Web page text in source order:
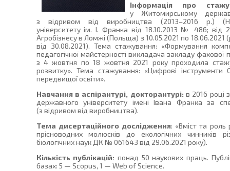
Інформація про
у Житомирському
з відривом від виробництва (2013–2016 р.)
університету ім. І. Франка від 18.10.2013 № 486;
Агробізнесу в Ломжі (Польща) з 10.05.2021 по
від 30.08.2021). Тема стажування: «Формування
педагогічної майстерності викладача закладу
з 4 жовтня по 18 жовтня 2021 року проходила
розвитку». Тема стажування: «Цифрові інструменти
передвищої освіти».
Навчання в аспірантурі, докторантурі: в 2016 році
державного університету імені Івана Франка за
(з відривом від виробництва).
Тема дисертаційного дослідження: «Вміст та роль
прісноводних молюсків до екологічних чинників
біологічних наук ДК № 061643 від 29.06.2021 року).
Кількість публікацій: понад 50 наукових праць.
базах: 5 — Scopus, 1 — Web of Science.